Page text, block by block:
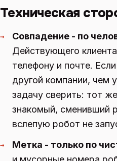
Техническая
→
Совпадение - по
Действующего
телефону и почте.
другой компании, чем
задачу сверить: тот
знакомый, сменивший
вслепую робот не
→ Метка - только по